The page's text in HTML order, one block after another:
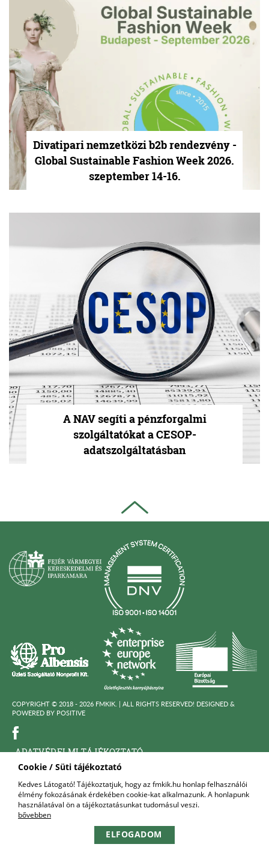
Cookie / Süti tájékoztató
Kedves Látogató! Tájékoztatjuk, hogy az fmkik.hu honlap felhasználói
élmény fokozásának érdekében cookie-kat alkalmazunk. A honlapunk
használatával ön a tájékoztatásunkat tudomásul veszi.
bővebben
ELFOGADOM
Divatipari nemzetközi b2b rendezvény -
Global Sustainable Fashion Week 2026.
szeptember 14-16.
A NAV segíti a pénzforgalmi
szolgáltatókat a CESOP-
adatszolgáltatásban
COPYRIGHT © 2018 - 2026 FMKIK. | ALL RIGHTS RESERVED! DESIGNED &
POWERED BY POSITIVE
ADATVÉDELMI TÁJÉKOZTATÓ
FELNŐTTKÉPZŐ SZERVEZET